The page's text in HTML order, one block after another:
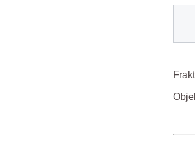
Frakt